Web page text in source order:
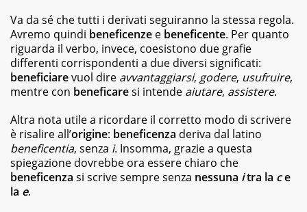
ai
graphic
novel,
fino
ai
ricettari
e
fotografici.
Va da sé che tutti i derivati seguiranno la stessa regola.
Avremo quindi beneficenze e beneficente. Per quanto
riguarda il verbo, invece, coesistono due grafie
differenti corrispondenti a due diversi significati:
beneficiarevuol dire avvantaggiarsi, godere, usufruire,
mentre con beneficaresi intende aiutare, assistere.
Altra nota utile a ricordare il corretto modo di scrivere
è risalire all’origine: beneficenza deriva dal latino
beneficentia, senza i. Insomma, grazie a questa
spiegazione dovrebbe ora essere chiaro che
beneficenza si scrive sempre senza nessuna itra la ce
la e.